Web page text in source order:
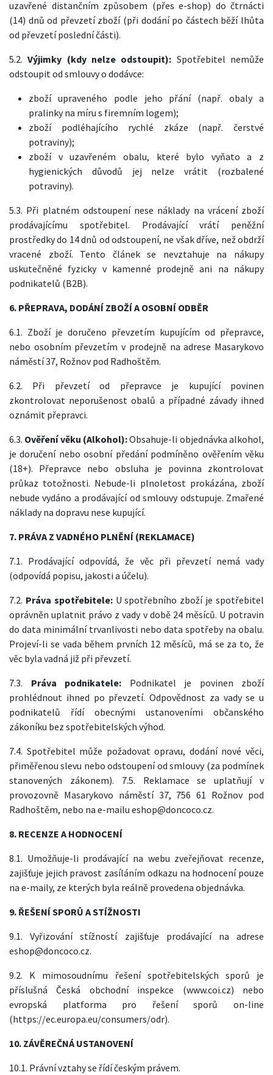
uzavřené distančním způsobem (přes e-shop) do čtrnácti
(14) dnů od převzetí zboží (při dodání po částech běží lhůta
od převzetí poslední části).
5.2.Výjimky (kdy nelze odstoupit): Spotřebitel nemůže
odstoupit od smlouvy o dodávce:
zboží upraveného podle jeho přání (např. obaly a
pralinky na míru s firemním logem);
zboží podléhajícího rychlé zkáze (např. čerstvé
potraviny);
zboží v uzavřeném obalu, které bylo vyňato a z
hygienických důvodů jej nelze vrátit (rozbalené
potraviny).
5.3. Při platném odstoupení nese náklady na vrácení zboží
prodávajícímu spotřebitel. Prodávající vrátí peněžní
prostředky do 14 dnů od odstoupení, ne však dříve, než obdrží
vracené zboží. Tento článek se nevztahuje na nákupy
uskutečněné fyzicky v kamenné prodejně ani na nákupy
podnikatelů (B2B).
6. PŘEPRAVA, DODÁNÍ ZBOŽÍ A OSOBNÍ ODBĚR
6.1. Zboží je doručeno převzetím kupujícím od přepravce,
nebo osobním převzetím v prodejně na adrese Masarykovo
náměstí 37, Rožnov pod Radhoštěm.
6.2. Při převzetí od přepravce je kupující povinen
zkontrolovat neporušenost obalů a případné závady ihned
oznámit přepravci.
6.3. Ověření věku (Alkohol):Obsahuje-li objednávka alkohol,
je doručení nebo osobní předání podmíněno ověřením věku
(18+). Přepravce nebo obsluha je povinna zkontrolovat
průkaz totožnosti. Nebude-li plnoletost prokázána, zboží
nebude vydáno a prodávající od smlouvy odstupuje. Zmařené
náklady na dopravu nese kupující.
7. PRÁVA Z VADNÉHO PLNĚNÍ (REKLAMACE)
7.1. Prodávající odpovídá, že věc při převzetí nemá vady
(odpovídá popisu, jakosti a účelu).
7.2. Práva spotřebitele:U spotřebního zboží je spotřebitel
oprávněn uplatnit právo z vady v době 24 měsíců. U potravin
do data minimální trvanlivosti nebo data spotřeby na obalu.
Projeví-li se vada během prvních 12 měsíců, má se za to, že
věc byla vadná již při převzetí.
7.3. Práva podnikatele: Podnikatel je povinen zboží
prohlédnout ihned po převzetí. Odpovědnost za vady se u
podnikatelů řídí obecnými ustanoveními občanského
zákoníku bez spotřebitelských výhod.
7.4. Spotřebitel může požadovat opravu, dodání nové věci,
přiměřenou slevu nebo odstoupení od smlouvy (za podmínek
stanovených zákonem). 7.5. Reklamace se uplatňují v
provozovně Masarykovo náměstí 37, 756 61 Rožnov pod
Radhoštěm, nebo na e-mailu eshop@doncoco.cz.
8. RECENZE A HODNOCENÍ
8.1. Umožňuje-li prodávající na webu zveřejňovat recenze,
zajišťuje jejich pravost zasíláním odkazu na hodnocení pouze
na e-maily, ze kterých byla reálně provedena objednávka.
9. ŘEŠENÍ SPORŮ A STÍŽNOSTI
9.1. Vyřizování stížností zajišťuje prodávající na adrese
eshop@doncoco.cz.
9.2. K mimosoudnímu řešení spotřebitelských sporů je
příslušná Česká obchodní inspekce (www.coi.cz) nebo
evropská platforma pro řešení sporů on-line
(https://ec.europa.eu/consumers/odr).
10. ZÁVĚREČNÁ USTANOVENÍ
10.1. Právní vztahy se řídí českým právem.